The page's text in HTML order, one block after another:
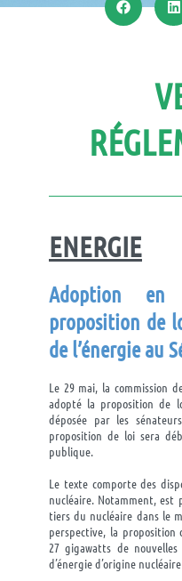
ENERGIE
Adoption en
proposition de
de l’énergieau
Le 29 mai, la commission
adopté la proposition de
déposée par les
proposition de loi sera
publique.
Le texte comporte des
nucléaire. Notamment,
tiers du nucléaire dans le
perspective, la proposition
27 gigawatts de
d’énergie d’origine